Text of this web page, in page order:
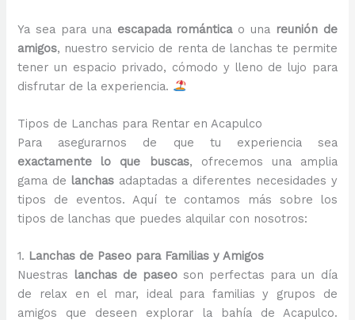
Ya sea para una escapada románticao una reunión de
amigos, nuestro servicio de renta de lanchas te permite
tener un espacio privado, cómodo y lleno de lujo para
disfrutar de la experiencia.
Tipos de Lanchas para Rentar en Acapulco
Para asegurarnos de que tu experiencia sea
exactamente lo que buscas, ofrecemos una amplia
gama de lanchasadaptadas a diferentes necesidades y
tipos de eventos. Aquí te contamos más sobre los
tipos de lanchas que puedes alquilar con nosotros:
1. Lanchas de Paseo para Familias y Amigos
Nuestras lanchas de paseoson perfectas para un día
de relax en el mar, ideal para familias y grupos de
amigos que deseen explorar la bahía de Acapulco.